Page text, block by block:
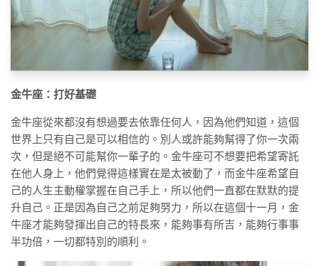
金牛座：打好基礎
金牛座從來都沒有想過要去依靠任何人，因為他們知道，這個
世界上只有自己是可以相信的。別人或許能夠幫得了你一次兩
次，但是絕不可能幫你一輩子的。金牛座可不想要把希望寄託
在他人身上，他們覺得這樣實在是太被動了，而金牛座希望自
己的人生主動權掌握在自己手上，所以他們一直都在默默的提
升自己。正是因為自己之前足夠努力，所以在這個十一月，金
牛座才能夠發揮出自己的特長來，能夠事有所吉，能夠行事事
半功倍，一切都特別的順利。